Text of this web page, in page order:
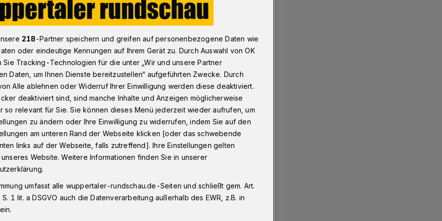
zu spontaner Hilfe
meinen
Dank“
218-Partner speichern und greifen auf personenbezogene Daten wie
oder eindeutige Kennungen auf Ihrem Gerät zu. Durch Auswahl von OK
Sie Tracking-Technologien für die unter „Wir und unsere Partner
Daten, um Ihnen Dienste bereitzustellen“ aufgeführten Zwecke. Durch
Alle ablehnen oder Widerruf Ihrer Einwilligung werden diese deaktiviert.
deaktiviert sind, sind manche Inhalte und Anzeigen möglicherweise
so relevant für Sie. Sie können dieses Menü jederzeit wieder aufrufen, um
zu ändern oder Ihre Einwilligung zu widerrufen, indem Sie auf den
am unteren Rand der Webseite klicken [oder das schwebende
links auf der Webseite, falls zutreffend]. Ihre Einstellungen gelten
Website. Weitere Informationen finden Sie in unserer
umfasst alle wuppertaler-rundschau.de-Seiten und schließt gem. Art.
1 lit. a DSGVO auch die Datenverarbeitung außerhalb des EWR, z.B. in